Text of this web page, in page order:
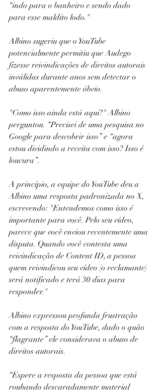
“indo para o banheiro e sendo dado
para esse maldito lodo."
Albino sugeriu que o YouTube
potencialmente permitiu que Audego
fizesse reivindicações de direitos autorais
inválidas durante anos sem detectar o
abuso aparentemente óbvio.
"Como isso ainda está aqui?" Albino
perguntou. “Precisei de uma pesquisa no
Google para descobrir isso” e “agora
estou dividindo a receita com isso? Isso é
loucura”.
A princípio, a equipe do YouTube deu a
Albino uma resposta padronizada no X,
escrevendo: "Entendemos como isso é
importante para você. Pelo seu vídeo,
parece que você enviou recentemente uma
disputa. Quando você contesta uma
reivindicação de Content ID, a pessoa
quem reivindicou seu vídeo (o reclamante)
será notificado e terá 30 dias para
responder."
Albino expressou profunda frustração
com a resposta do YouTube, dado o quão
“flagrante” ele considerava o abuso de
direitos autorais.
“Espere a resposta da pessoa que está
roubando descaradamente material